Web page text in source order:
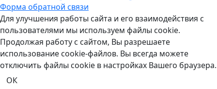
Форма обратной связи
Для улучшения работы сайта и его взаимодействия с
пользователями мы используем файлы cookie.
Продолжая работу с сайтом, Вы разрешаете
использование cookie-файлов. Вы всегда можете
отключить файлы cookie в настройках Вашего браузера.
ОК